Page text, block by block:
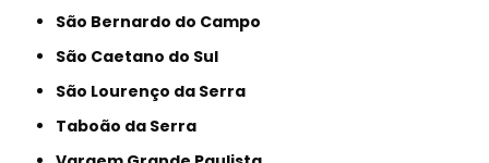
São Bernardo do Campo
São Caetano do Sul
São Lourenço da Serra
Taboão da Serra